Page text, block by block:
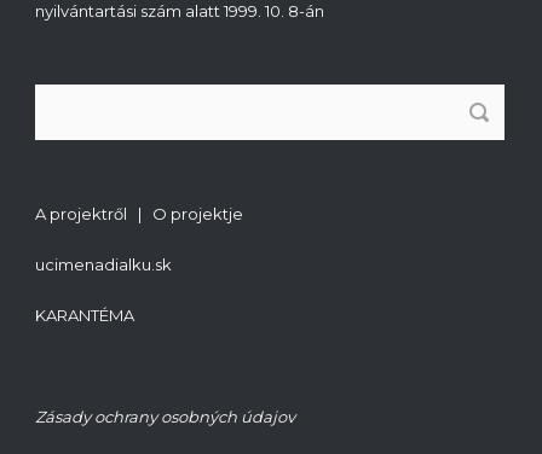
nyilvántartási szám alatt 1999. 10. 8-án
A projektről | O projektje
ucimenadialku.sk
KARANTÉMA
Zásady ochrany osobných údajov